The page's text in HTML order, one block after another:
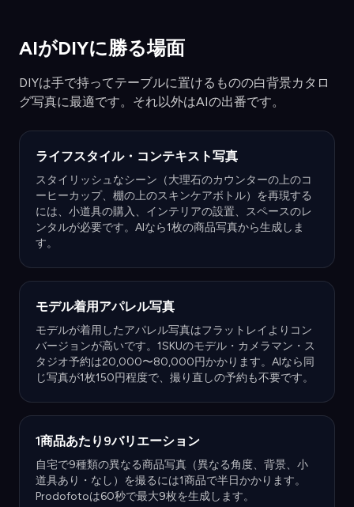
AIがDIYに勝る場面
DIYは手で持ってテーブルに置けるものの白背景カタロ
グ写真に最適です。それ以外はAIの出番です。
ライフスタイル・コンテキスト写真
スタイリッシュなシーン（大理石のカウンターの上のコ
ーヒーカップ、棚の上のスキンケアボトル）を再現する
には、小道具の購入、インテリアの設置、スペースのレ
ンタルが必要です。AIなら1枚の商品写真から生成しま
す。
モデル着用アパレル写真
モデルが着用したアパレル写真はフラットレイよりコン
バージョンが高いです。1SKUのモデル・カメラマン・ス
タジオ予約は20,000〜80,000円かかります。AIなら同
じ写真が1枚150円程度で、撮り直しの予約も不要です。
1商品あたり9バリエーション
自宅で9種類の異なる商品写真（異なる角度、背景、小
道具あり・なし）を撮るには1商品で半日かかります。
Prodofotoは60秒で最大9枚を生成します。